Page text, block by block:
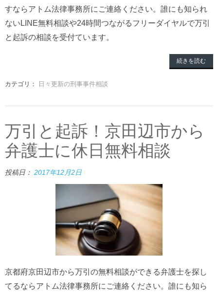
すならアトム法律事務所にご連絡ください。誰にも知られ
ないLINE無料相談や24時間つながるフリーダイヤルで万引
と起訴の相談を受付ています。
続きを読む
カテゴリ： 日々更新の刑事事件相談
万引と起訴！京田辺市から
弁護士に休日無料相談
投稿日： 2017年12月2日
京都府京田辺市から万引の無料相談ができる弁護士を探し
てるならアトム法律事務所にご連絡ください。誰にも知ら